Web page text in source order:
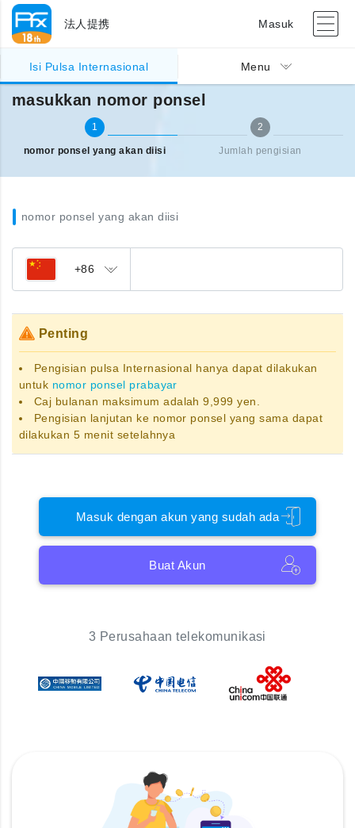
法人提携 Masuk
Isi Pulsa Internasional Menu
Pengisian pulsa Internasional masukkan nomor ponsel
masukkan nomor ponsel
1
nomor ponsel yang akan diisi
2
Jumlah pengisian
nomor ponsel yang akan diisi
+86
Penting
Pengisian pulsa Internasional hanya dapat dilakukan
untuk nomor ponsel prabayar
Caj bulanan maksimum adalah 9,999 yen.
Pengisian lanjutan ke nomor ponsel yang sama dapat
dilakukan 5 menit setelahnya
Masuk dengan akun yang sudah ada
Buat Akun
3 Perusahaan telekomunikasi